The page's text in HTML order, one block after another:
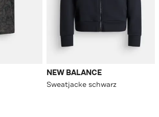
NEW BALANCE
Sweatjacke schwarz